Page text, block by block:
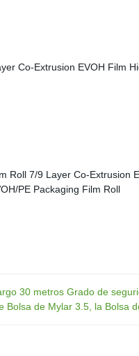
30 metros Grado de
Bolsa de Mylar 3.5, la Bolsa